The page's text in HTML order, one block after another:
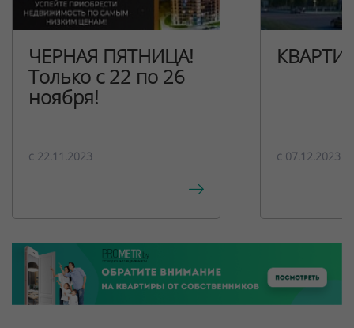
ЧЕРНАЯ ПЯТНИЦА!
Только с 22 по 26
ноября!
c 22.11.2023 c 07.12.2023